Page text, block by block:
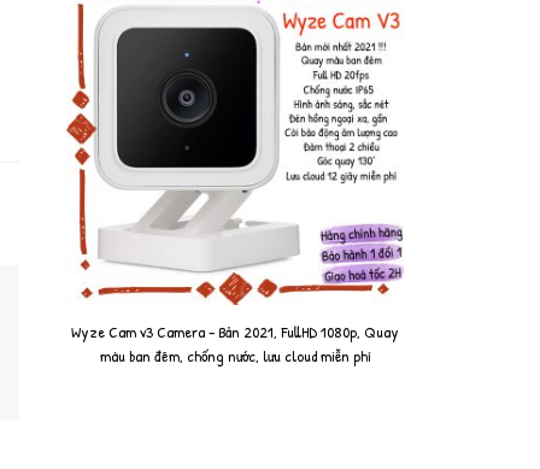
Wyze Cam v3 Camera - Bản 2021, FullHD 1080p, Quay
màu ban đêm, chống nước, lưu cloud miễn phí